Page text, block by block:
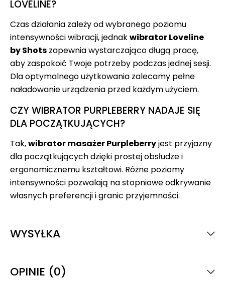
LOVELINE?
Czas działania zależy od wybranego poziomu
intensywności wibracji, jednakwibrator Loveline
by Shots zapewnia wystarczająco długą pracę,
aby zaspokoić Twoje potrzeby podczas jednej sesji.
Dla optymalnego użytkowania zalecamy pełne
naładowanie urządzenia przed każdym użyciem.
CZY WIBRATOR PURPLEBERRY NADAJE SIĘ
DLA POCZĄTKUJĄCYCH?
Tak,wibrator masażer Purpleberryjest przyjazny
dla początkujących dzięki prostej obsłudze i
ergonomicznemu kształtowi. Różne poziomy
intensywności pozwalają na stopniowe odkrywanie
własnych preferencji i granic przyjemności.
WYSYŁKA
OPINIE (0)